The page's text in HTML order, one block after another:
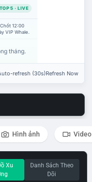
TOP 5 · LIVE
12:00
VIP Whale.
tháng.
refresh (30s)Refresh Now
Hình ảnh Video
Xu
Danh Sách Theo
Dõi